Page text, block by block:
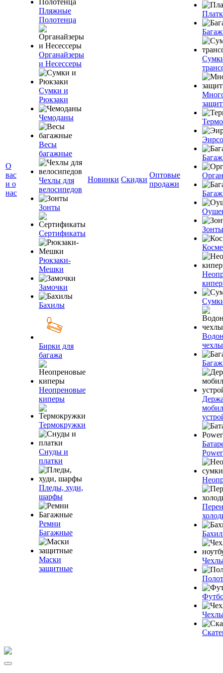
О
вас
и о
нас
Пляжные
Полотенца
Органайзеры
и Несессеры
Сумки и
Рюкзаки
Чемоданы
Весы
багажные
Чехлы для
велосипедов
Зонты
Сертификаты
Рюкзаки-
Мешки
Замочки
Бахилы
Бирки для
багажа
Неопреновые
киперы
Термокружки
Снуды и
платки
Пледы, худи,
шарфы
Ремни
Багажные
Маски
защитные
Новинки Скидки
Оптовые
продажи
Зонты